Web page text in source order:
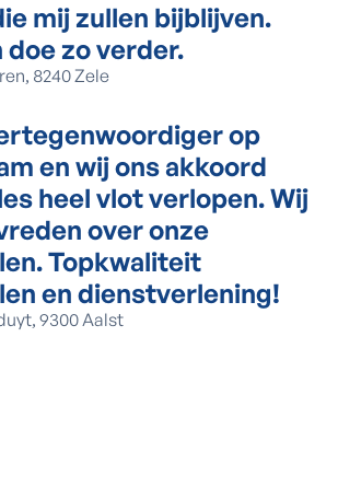
mij zullen bijblijven.
zo verder.
8240 Zele
op
en wij ons akkoord
heel vlot verlopen. Wij
over onze
Topkwaliteit
en dienstverlening!
9300 Aalst